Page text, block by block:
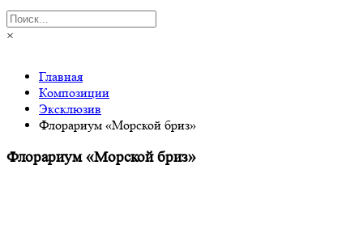
×
Главная
Композиции
Эксклюзив
Флорариум «Морской бриз»
Флорариум «Морской бриз»